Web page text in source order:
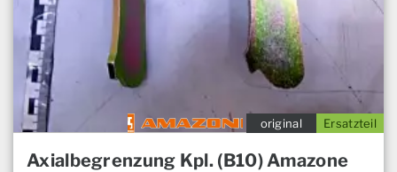
Ersatzteil
original
Axialbegrenzung Kpl. (B10) Amazone